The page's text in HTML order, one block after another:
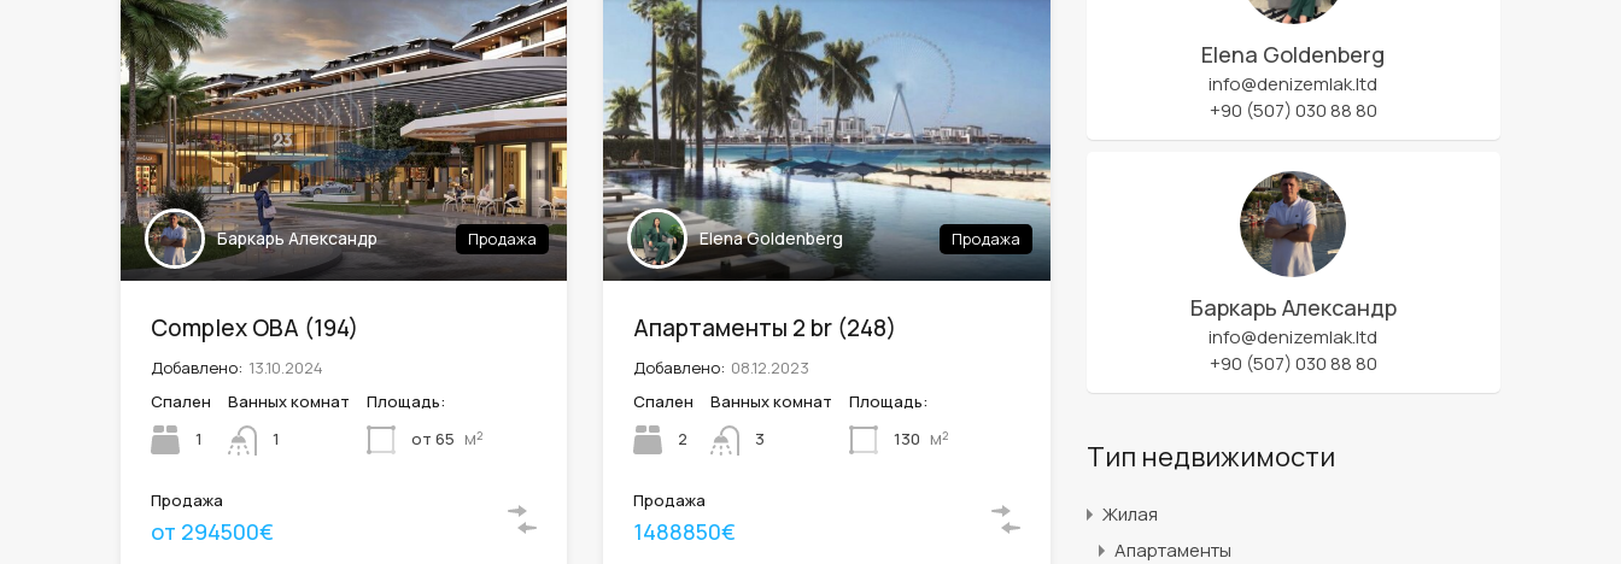
Баркарь Александр Продажа
Complex OBA (194)
Добавлено: 13.10.2024
Спален
1
Ванных комнат
1
Площадь:
от 65 м²
Продажа
от 294500€
Elena Goldenberg Продажа
Апартаменты 2 br (248)
Добавлено: 08.12.2023
Спален
2
Ванных комнат
3
Площадь:
130 м²
Продажа
1488850€
Elena Goldenberg
info@denizemlak.ltd
+90 (507) 030 88 80
Баркарь Александр
info@denizemlak.ltd
+90 (507) 030 88 80
Тип недвижимости
Жилая
Апартаменты